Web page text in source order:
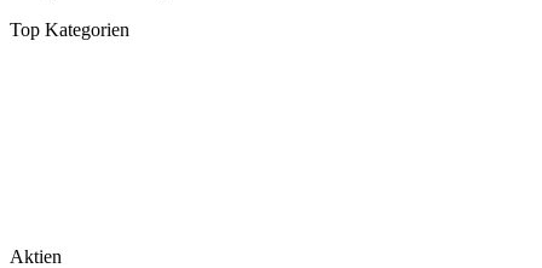
Top Kategorien
Aktien